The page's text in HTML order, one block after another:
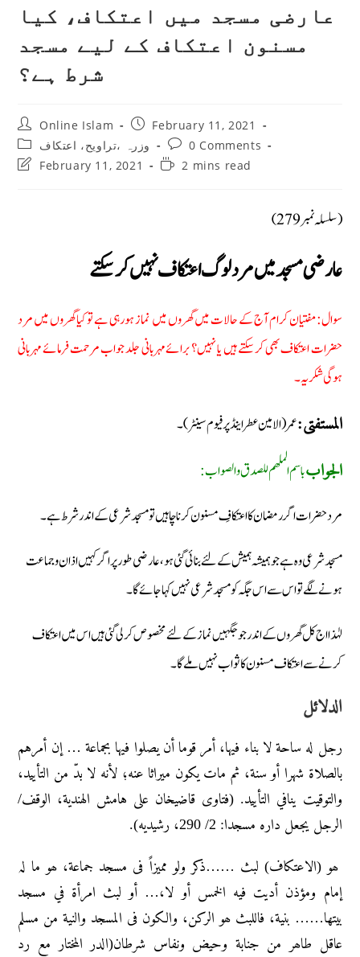
عارضی مسجد میں اعتکاف، کیا
مسنون اعتکاف کے لیے مسجد
شرط ہے؟
Post
author:
Online Islam
Post
published:
February 11, 2021
Post
category:
وزرہ ،تراويح، اعتكاف
Post
comments:
0 Comments
PostFebruary 11, 2021
Reading2 mins read
(سلسلہ نمبر 279)
عارضی مسجد میں مرد لوگ اعتکاف نہیں کرسکتے
سوال: مفتیان کرام آج کے حالات میں گھروں میں نماز ہورہی ہے تو کیا گھروں میں مرد
حضرات اعتکاف بھی کرسکتے ہیں یا نہیں؟ برائے مہربانی جلد جواب مرحمت فرمائے مہربانی
ہوگی شکریہ۔
المستفتی:عمر (الامین عطر اینڈ پرفیوم سینٹر) ۔
الجوابباسم الملھم للصدق والصواب:
مرد حضرات اگر رمضان کا اعتکافِ مسنون کرنا چاہیں تو مسجد شرعی کے اندر شرط ہے۔
مسجد شرعی وہ ہے جو ہمیشہ ہمیش کے لئے بنائی گئی ہو، عارضی طور پر اگر کہیں اذان وجماعت
ہونے لگے تو اس سے اس جگہ کو مسجد شرعی نہیں کہا جائے گا۔
لہٰذا اج کل گھروں کے اندر جو جگہیں نماز کے لئے مخصوص کر لی گئی ہیں اس میں اعتکاف
کرنے سے اعتکاف مسنون کا ثواب نہیں ملے گا۔
الدلائل
رجل له ساحة لا بناء فيها، أمر قوما أن يصلوا فيها بجماعة … إن أمرهم
بالصلاة شهرا أو سنة، ثم مات يكون ميراثا عنه؛ لأنه لا بدّ من التأييد،
والتوقيت ينافي التأييد. (فتاوى قاضيخان على هامش الهندية، الوقف/
الرجل يجعل داره مسجدا: 2/ 290، رشيديه).
ھو (الاعتکاف) لبث ……ذکر ولو ممیزاً فی مسجد جماعة، ھو ما لہ
إمام ومؤذن أدیت فیه الخمس أو لا،… أو لبث امرأة في مسجد
بیتھا…… بنیة، فاللبث ھو الرکن، والکون فی المسجد والنیة من مسلم
عاقل طاھر من جنابة وحیض ونفاس شرطان(الدر المختار مع رد